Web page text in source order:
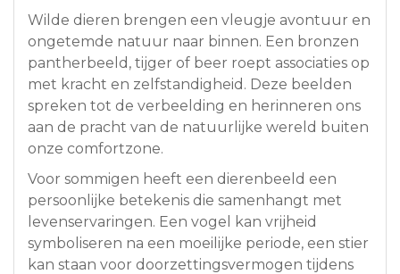
Wilde dieren brengen een vleugje avontuur en
ongetemde natuur naar binnen. Een bronzen
pantherbeeld, tijger of beer roept associaties op
met kracht en zelfstandigheid. Deze beelden
spreken tot de verbeelding en herinneren ons
aan de pracht van de natuurlijke wereld buiten
onze comfortzone.
Voor sommigen heeft een dierenbeeld een
persoonlijke betekenis die samenhangt met
levenservaringen. Een vogel kan vrijheid
symboliseren na een moeilijke periode, een stier
kan staan voor doorzettingsvermogen tijdens